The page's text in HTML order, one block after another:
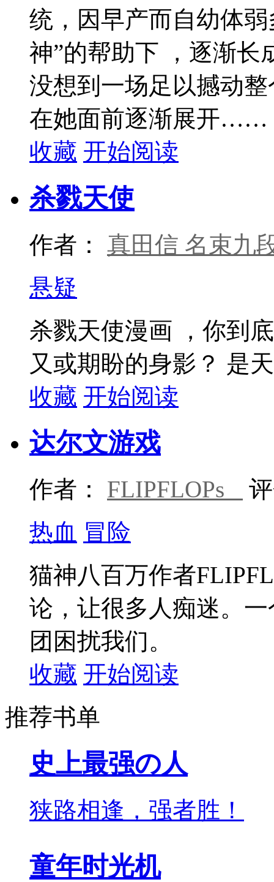
统，因早产而自幼体
神”的帮助下 ，逐渐长
没想到一场足以撼动
在她面前逐渐展开……
收藏 开始阅读
杀戮天使
作者： 真田信 名束九
悬疑
杀戮天使漫画 ，你到
又或期盼的身影？ 是
收藏 开始阅读
达尔文游戏
作者： FLIPFLOPs
热血 冒险
猫神八百万作者
论，让很多人痴迷。
团困扰我们。
收藏 开始阅读
推荐书单
史上最强の人
狭路相逢，强者胜！
童年时光机